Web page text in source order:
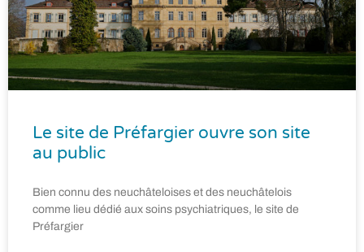
Le site de Préfargier ouvre son site
au public
Bien connu des neuchâteloises et des neuchâtelois
comme lieu dédié aux soins psychiatriques, le site de
Préfargier